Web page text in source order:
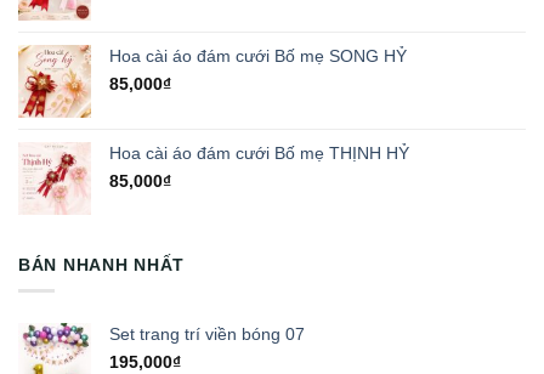
Hoa cài áo đám cưới Bố mẹ SONG HỶ
85,000₫
Hoa cài áo đám cưới Bố mẹ THỊNH HỶ
85,000₫
BÁN NHANH NHẤT
Set trang trí viền bóng 07
195,000₫